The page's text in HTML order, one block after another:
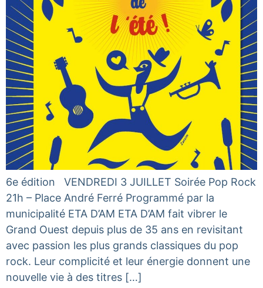
6e édition VENDREDI 3 JUILLET Soirée Pop Rock
21h – Place André Ferré Programmé par la
municipalité ETA D’AM ETA D’AM fait vibrer le
Grand Ouest depuis plus de 35 ans en revisitant
avec passion les plus grands classiques du pop
rock. Leur complicité et leur énergie donnent une
nouvelle vie à des titres […]